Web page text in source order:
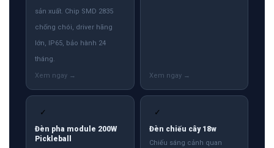
sản xuất. Chip SMD 2835
chống chói, driver hãng
lớn, IP65, bảo hành 24
tháng.
✓
Đèn pha module 200W
Pickleball
✓
Đèn chiếu cây 18w
Chiếu sáng cảnh quan